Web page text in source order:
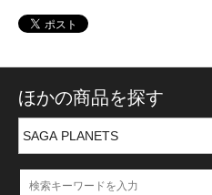
ほかの商品を探す